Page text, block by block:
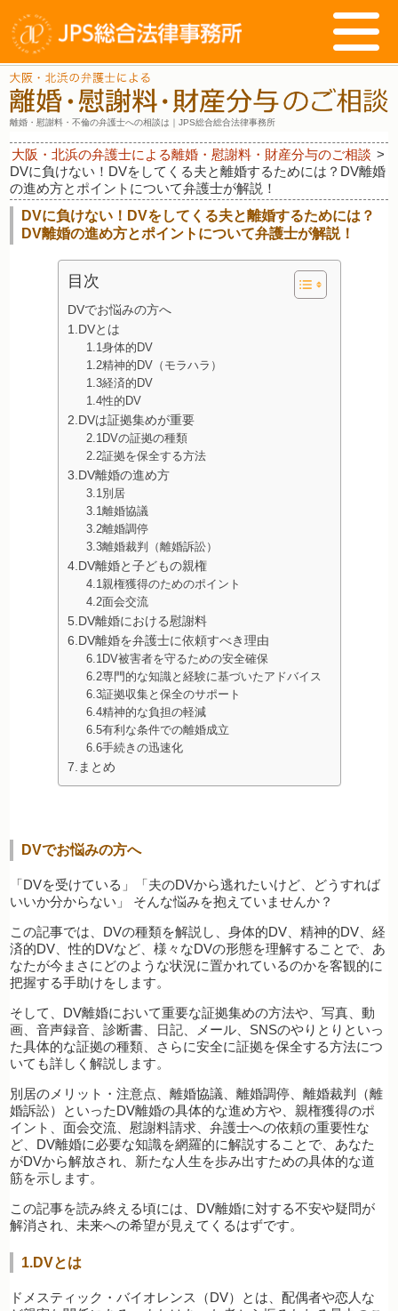
離婚・慰謝料・不倫の弁護士への相談は｜JPS総合総合法律事務所
大阪・北浜の弁護士による離婚・慰謝料・財産分与のご相談 >
DVに負けない！DVをしてくる夫と離婚するためには？DV離婚
の進め方とポイントについて弁護士が解説！
DVに負けない！DVをしてくる夫と離婚するためには？
DV離婚の進め方とポイントについて弁護士が解説！
目次
DVでお悩みの方へ
1.DVとは
1.1身体的DV
1.2精神的DV（モラハラ）
1.3経済的DV
1.4性的DV
2.DVは証拠集めが重要
2.1DVの証拠の種類
2.2証拠を保全する方法
3.DV離婚の進め方
3.1別居
3.1離婚協議
3.2離婚調停
3.3離婚裁判（離婚訴訟）
4.DV離婚と子どもの親権
4.1親権獲得のためのポイント
4.2面会交流
5.DV離婚における慰謝料
6.DV離婚を弁護士に依頼すべき理由
6.1DV被害者を守るための安全確保
6.2専門的な知識と経験に基づいたアドバイス
6.3証拠収集と保全のサポート
6.4精神的な負担の軽減
6.5有利な条件での離婚成立
6.6手続きの迅速化
7.まとめ
DVでお悩みの方へ
「DVを受けている」「夫のDVから逃れたいけど、どうすれば
いいか分からない」 そんな悩みを抱えていませんか？
この記事では、DVの種類を解説し、身体的DV、精神的DV、経
済的DV、性的DVなど、様々なDVの形態を理解することで、あ
なたが今まさにどのような状況に置かれているのかを客観的に
把握する手助けをします。
そして、DV離婚において重要な証拠集めの方法や、写真、動
画、音声録音、診断書、日記、メール、SNSのやりとりといっ
た具体的な証拠の種類、さらに安全に証拠を保全する方法につ
いても詳しく解説します。
別居のメリット・注意点、離婚協議、離婚調停、離婚裁判（離
婚訴訟）といったDV離婚の具体的な進め方や、親権獲得のポ
イント、面会交流、慰謝料請求、弁護士への依頼の重要性な
ど、DV離婚に必要な知識を網羅的に解説することで、あなた
がDVから解放され、新たな人生を歩み出すための具体的な道
筋を示します。
この記事を読み終える頃には、DV離婚に対する不安や疑問が
解消され、未来への希望が見えてくるはずです。
1.DVとは
ドメスティック・バイオレンス（DV）とは、配偶者や恋人な